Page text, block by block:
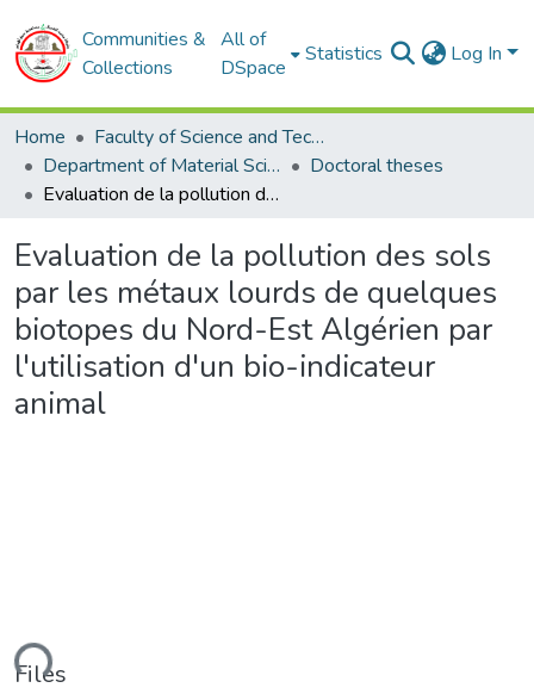
Communities &
Collections
All of
DSpace
Statistics Log In
Home
Faculty of Science and Technology
Department of Material Sciences
Doctoral theses
Evaluation de la pollution des sols par les métaux lourds de quelques biotopes du Nord-Est Algérien par l'utilisation d'un bio-indicateur animal
Evaluation de la pollution des sols
par les métaux lourds de quelques
biotopes du Nord-Est Algérien par
l'utilisation d'un bio-indicateur
animal
Loading...
Files